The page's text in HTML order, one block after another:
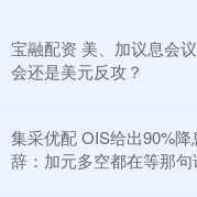
宝融配资 美、加议息会
会还是美元反攻？
集采优配 OIS给出90%
辞：加元多空都在等那句